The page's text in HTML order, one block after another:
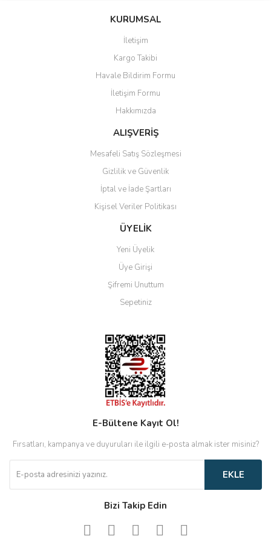
Bu ürüne ilk yorumu siz yapın!
Ürün resmi kalitesiz, bozuk veya görüntülenemiyor.
Ürün açıklamasında eksik bilgiler bulunuyor.
Ürün bilgilerinde hatalar bulunuyor.
Ürün fiyatı diğer sitelerden daha pahalı.
Bu ürüne benzer farklı alternatifler olmalı.
Gönder
KURUMSAL
İletişim
Kargo Takibi
Havale Bildirim Formu
İletişim Formu
Hakkımızda
ALIŞVERİŞ
Mesafeli Satış Sözleşmesi
Gizlilik ve Güvenlik
İptal ve İade Şartları
Kişisel Veriler Politikası
ÜYELİK
Yeni Üyelik
Üye Girişi
Şifremi Unuttum
Sepetiniz
E-Bültene Kayıt Ol!
Fırsatları, kampanya ve duyuruları ile ilgili e-posta almak ister misiniz?
EKLE
Bizi Takip Edin